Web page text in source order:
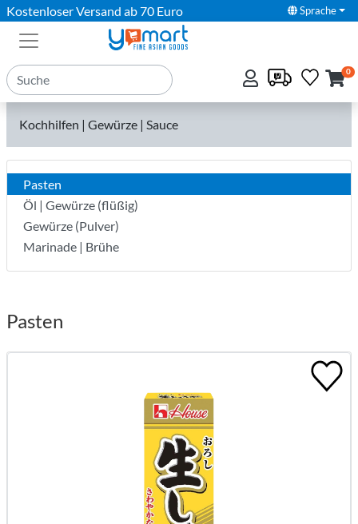
Kostenloser Versand ab 70 Euro Sprache
0
Kochhilfen | Gewürze | Sauce
Pasten
Öl | Gewürze (flüßig)
Gewürze (Pulver)
Marinade | Brühe
Pasten